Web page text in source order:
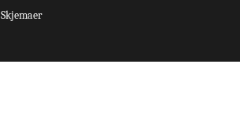
Skjemaer